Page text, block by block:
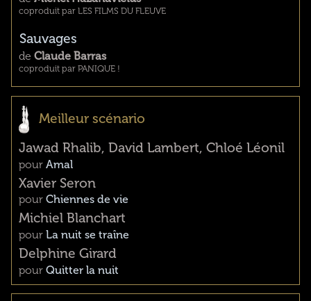
coproduit par LES FILMS DU FLEUVE
Sauvages
de Claude Barras
coproduit par PANIQUE !
Meilleur scénario
Jawad Rhalib, David Lambert, Chloé Léonil
pour Amal
Xavier Seron
pour Chiennes de vie
Michiel Blanchart
pour La nuit se traîne
Delphine Girard
pour Quitter la nuit